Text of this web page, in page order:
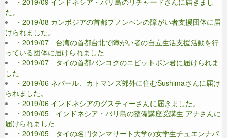
た。
・2019/08 カンボジアの首都プノンペンの障がい者支援団体に届
けられました。
・2019/07 台湾の首都台北で障がい者の自立生活支援活動を行
っている団体に届けられました
・2019/07 タイの首都バンコクのニピットポン君に届けられま
した
・2019/06 ネパール、カトマンズ郊外に住むSushimaさんに届け
られました。
・2019/06 インドネシアのグスティーさんに届きました。
・2019/05 インドネシア・バリ島の整備講座受講生 アナさんに
届けられました
・2019/05 タイの名門タンマサート大学の女学生チュエンナパ